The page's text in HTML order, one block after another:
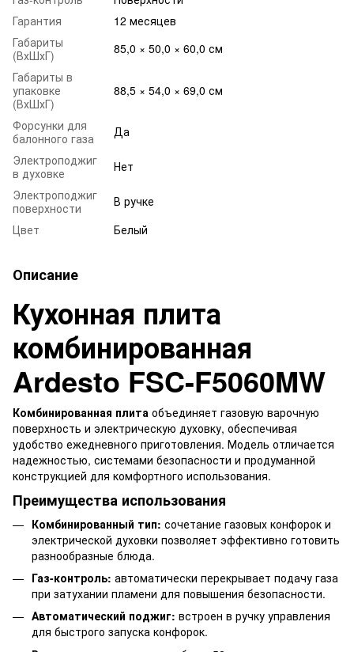
Гарантия
12 месяцев
Габариты
(ВхШхГ)
85,0 × 50,0 × 60,0 см
Габариты в
упаковке
(ВхШхГ)
88,5 × 54,0 × 69,0 см
Форсунки для
балонного газа
Да
Электроподжиг
в духовке
Нет
Электроподжиг
поверхности
В ручке
Цвет
Белый
Описание
Кухонная плита
комбинированная
Ardesto FSC-F5060MW
Комбинированная плита объединяет газовую варочную
поверхность и электрическую духовку, обеспечивая
удобство ежедневного приготовления. Модель отличается
надежностью, системами безопасности и продуманной
конструкцией для комфортного использования.
Преимущества использования
Комбинированный тип: сочетание газовых конфорок и
электрической духовки позволяет эффективно готовить
разнообразные блюда.
Газ-контроль: автоматически перекрывает подачу газа
при затухании пламени для повышения безопасности.
Автоматический поджиг: встроен в ручку управления
для быстрого запуска конфорок.